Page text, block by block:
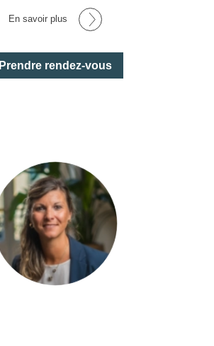
En savoir plus
Prendre rendez-vous